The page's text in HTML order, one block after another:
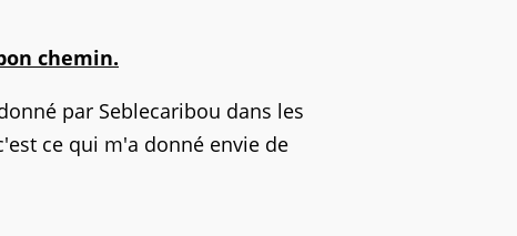
chemin.
par Seblecaribou dans les
ce qui m'a donné envie de